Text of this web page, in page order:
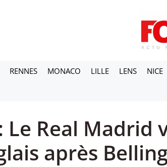
RENNES MONACO LILLE LENS NICE
Le Real Madrid
après